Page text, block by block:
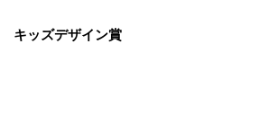
キッズデザイン賞